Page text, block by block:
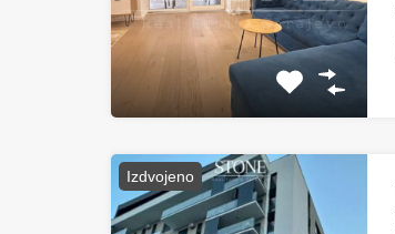
Izdvojeno